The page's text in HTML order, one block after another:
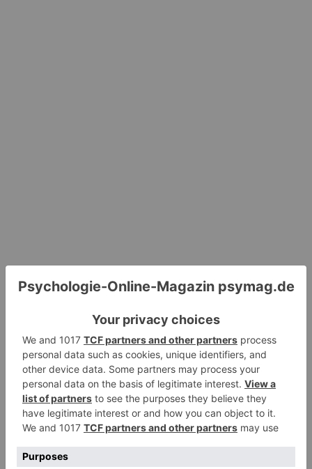
Hinterlassen Sie einen Kommentar